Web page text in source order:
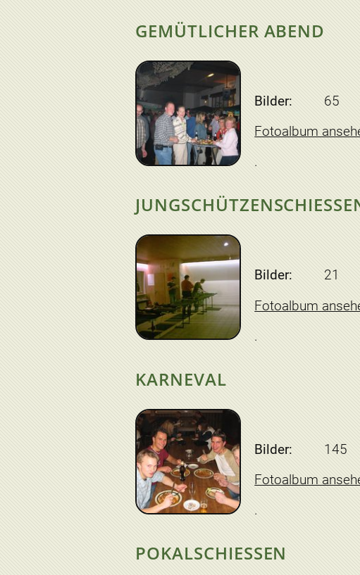
GEMÜTLICHER ABEND
Bilder:
65
Fotoalbum
JUNGSCHÜTZENSCHIESSEN
Bilder:
21
Fotoalbum
KARNEVAL
Bilder:
145
Fotoalbum
POKALSCHIESSEN